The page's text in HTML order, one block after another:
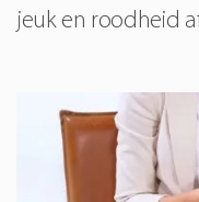
jeuk en roodheid